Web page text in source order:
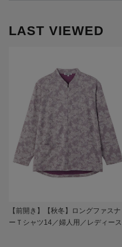
LAST VIEWED
【前開き】【秋冬】ロングファスナ
ーＴシャツ14／婦人用／レディース